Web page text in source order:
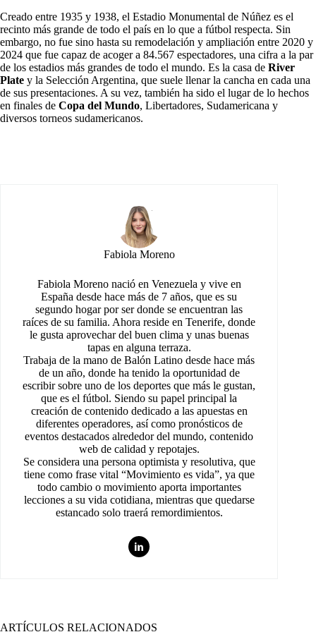
Creado entre 1935 y 1938, el Estadio Monumental de Núñez es el
recinto más grande de todo el país en lo que a fútbol respecta. Sin
embargo, no fue sino hasta su remodelación y ampliación entre 2020 y
2024 que fue capaz de acoger a 84.567 espectadores, una cifra a la par
de los estadios más grandes de todo el mundo. Es la casa de River
Plate y la Selección Argentina, que suele llenar la cancha en cada una
de sus presentaciones. A su vez, también ha sido el lugar de lo hechos
en finales de Copa del Mundo, Libertadores, Sudamericana y
diversos torneos sudamericanos.
Fabiola Moreno
Fabiola Moreno nació en Venezuela y vive en
España desde hace más de 7 años, que es su
segundo hogar por ser donde se encuentran las
raíces de su familia. Ahora reside en Tenerife, donde
le gusta aprovechar del buen clima y unas buenas
tapas en alguna terraza.
Trabaja de la mano de Balón Latino desde hace más
de un año, donde ha tenido la oportunidad de
escribir sobre uno de los deportes que más le gustan,
que es el fútbol. Siendo su papel principal la
creación de contenido dedicado a las apuestas en
diferentes operadores, así como pronósticos de
eventos destacados alrededor del mundo, contenido
web de calidad y repotajes.
Se considera una persona optimista y resolutiva, que
tiene como frase vital “Movimiento es vida”, ya que
todo cambio o movimiento aporta importantes
lecciones a su vida cotidiana, mientras que quedarse
estancado solo traerá remordimientos.
ARTÍCULOS RELACIONADOS